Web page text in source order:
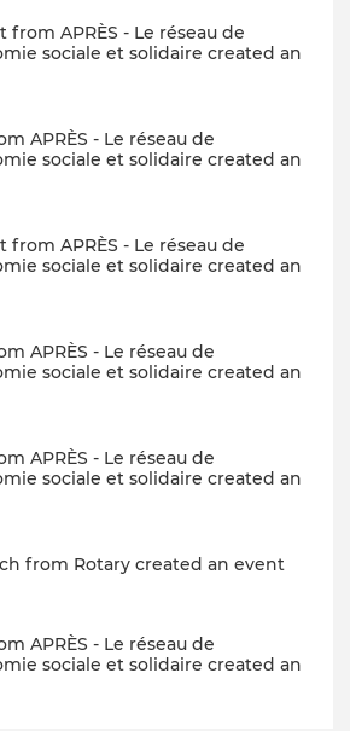
from APRÈS - Le réseau de
sociale et solidaire created an
APRÈS - Le réseau de
sociale et solidaire created an
from APRÈS - Le réseau de
sociale et solidaire created an
APRÈS - Le réseau de
sociale et solidaire created an
APRÈS - Le réseau de
sociale et solidaire created an
from Rotary created an event
APRÈS - Le réseau de
sociale et solidaire created an